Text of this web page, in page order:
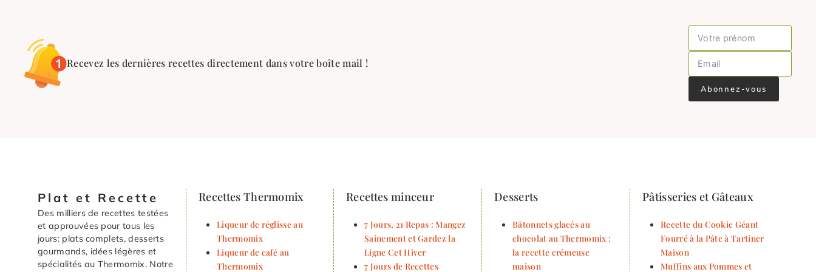
Recevez les dernières recettes directement dans votre boîte mail !
Abonnez-vous
Plat et Recette
Des milliers de recettes testées
et approuvées pour tous les
jours: plats complets, desserts
gourmands, idées légères et
spécialités au Thermomix. Notre
Recettes Thermomix
Liqueur de réglisse au
Thermomix
Liqueur de café au
Thermomix
Recettes minceur
7 Jours, 21 Repas : Mangez
Sainement et Gardez la
Ligne Cet Hiver
7 Jours de Recettes
Desserts
Bâtonnets glacés au
chocolat au Thermomix :
la recette crémeuse
maison
Pâtisseries et Gâteaux
Recette du Cookie Géant
Fourré à la Pâte à Tartiner
Maison
Muffins aux Pommes et